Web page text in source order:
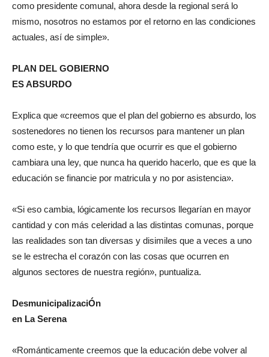
como presidente comunal, ahora desde la regional será lo
mismo, nosotros no estamos por el retorno en las condiciones
actuales, así de simple».
PLAN DEL GOBIERNO
ES ABSURDO
Explica que «creemos que el plan del gobierno es absurdo, los
sostenedores no tienen los recursos para mantener un plan
como este, y lo que tendría que ocurrir es que el gobierno
cambiara una ley, que nunca ha querido hacerlo, que es que la
educación se financie por matricula y no por asistencia».
«Si eso cambia, lógicamente los recursos llegarían en mayor
cantidad y con más celeridad a las distintas comunas, porque
las realidades son tan diversas y disimiles que a veces a uno
se le estrecha el corazón con las cosas que ocurren en
algunos sectores de nuestra región», puntualiza.
DesmunicipalizaciÓn
en La Serena
«Románticamente creemos que la educación debe volver al